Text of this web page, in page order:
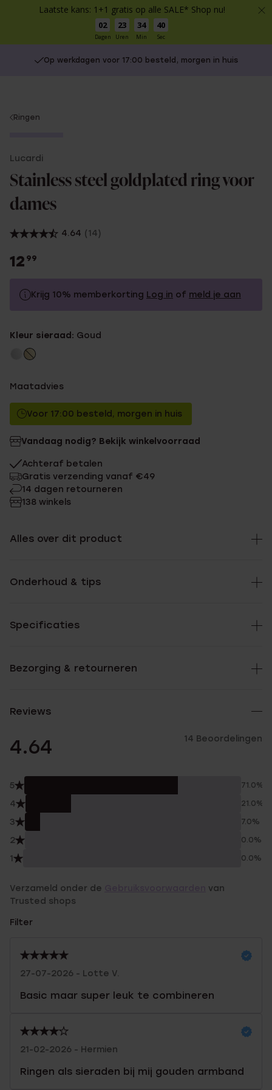
Laatste kans: 1+1 gratis op alle SALE* Shop nu!
02
Dagen
23
Uren
34
Min
39
Sec
Op werkdagen voor 17:00 besteld, morgen in huis
You
Ringen
Lucardi
Stainless steel goldplated ring voor
dames
4.64 (14)
12 99
Krijg 10% memberkorting Log in of meld je aan
Zonder memberkorting
Kleur sieraad: Goud
Maatadvies
Voor 17:00 besteld, morgen in huis
Vandaag nodig? Bekijk winkelvoorraad
Achteraf betalen
Gratis verzending vanaf €49
14 dagen retourneren
138 winkels
Alles over dit product
Onderhoud & tips
Specificaties
Bezorging & retourneren
Reviews
4.64 14 Beoordelingen
5 71.0%
4 21.0%
3 7.0%
2 0.0%
1 0.0%
Verzameld onder de
van
Trusted shops
Filter
27-07-2026 - Lotte V.
Basic maar super leuk te combineren
21-02-2026 - Hermien
Ringen als sieraden bij mij gouden armband